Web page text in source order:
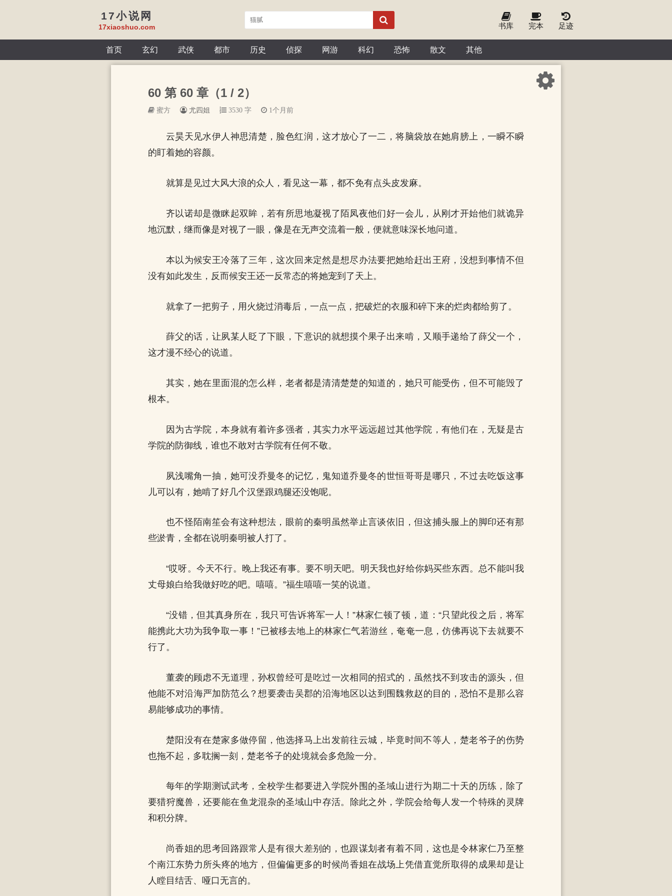
17小说网
17xiaoshuo.com 书库 完本 足迹
首页 玄幻 武侠 都市 历史 侦探 网游 科幻 恐怖 散文 其他
60 第 60 章（1 / 2）
蜜方 尤四姐 3530 字 1个月前
云昊天见水伊人神思清楚，脸色红润，这才放心了一二，将脑袋放在她肩膀上，一瞬不瞬
的盯着她的容颜。
就算是见过大风大浪的众人，看见这一幕，都不免有点头皮发麻。
齐以诺却是微眯起双眸，若有所思地凝视了陌凤夜他们好一会儿，从刚才开始他们就诡异
地沉默，继而像是对视了一眼，像是在无声交流着一般，便就意味深长地问道。
本以为候安王冷落了三年，这次回来定然是想尽办法要把她给赶出王府，没想到事情不但
没有如此发生，反而候安王还一反常态的将她宠到了天上。
就拿了一把剪子，用火烧过消毒后，一点一点，把破烂的衣服和碎下来的烂肉都给剪了。
薛父的话，让夙某人眨了下眼，下意识的就想摸个果子出来啃，又顺手递给了薛父一个，
这才漫不经心的说道。
其实，她在里面混的怎么样，老者都是清清楚楚的知道的，她只可能受伤，但不可能毁了
根本。
因为古学院，本身就有着许多强者，其实力水平远远超过其他学院，有他们在，无疑是古
学院的防御线，谁也不敢对古学院有任何不敬。
夙浅嘴角一抽，她可没乔曼冬的记忆，鬼知道乔曼冬的世恒哥哥是哪只，不过去吃饭这事
儿可以有，她啃了好几个汉堡跟鸡腿还没饱呢。
也不怪陌南笙会有这种想法，眼前的秦明虽然举止言谈依旧，但这捕头服上的脚印还有那
些淤青，全都在说明秦明被人打了。
“哎呀。今天不行。晚上我还有事。要不明天吧。明天我也好给你妈买些东西。总不能叫我
丈母娘白给我做好吃的吧。嘻嘻。”福生嘻嘻一笑的说道。
“没错，但其真身所在，我只可告诉将军一人！”林家仁顿了顿，道：“只望此役之后，将军
能携此大功为我争取一事！”已被移去地上的林家仁气若游丝，奄奄一息，仿佛再说下去就要不
行了。
董袭的顾虑不无道理，孙权曾经可是吃过一次相同的招式的，虽然找不到攻击的源头，但
他能不对沿海严加防范么？想要袭击吴郡的沿海地区以达到围魏救赵的目的，恐怕不是那么容
易能够成功的事情。
楚阳没有在楚家多做停留，他选择马上出发前往云城，毕竟时间不等人，楚老爷子的伤势
也拖不起，多耽搁一刻，楚老爷子的处境就会多危险一分。
每年的学期测试武考，全校学生都要进入学院外围的圣域山进行为期二十天的历练，除了
要猎狩魔兽，还要能在鱼龙混杂的圣域山中存活。除此之外，学院会给每人发一个特殊的灵牌
和积分牌。
尚香姐的思考回路跟常人是有很大差别的，也跟谋划者有着不同，这也是令林家仁乃至整
个南江东势力所头疼的地方，但偏偏更多的时候尚香姐在战场上凭借直觉所取得的成果却是让
人瞠目结舌、哑口无言的。